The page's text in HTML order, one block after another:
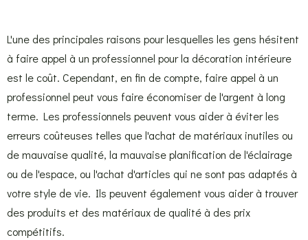
L'une des principales raisons pour lesquelles les gens hésitent
à faire appel à un professionnel pour la décoration intérieure
est le coût. Cependant, en fin de compte, faire appel à un
professionnel peut vous faire économiser de l'argent à long
terme. Les professionnels peuvent vous aider à éviter les
erreurs coûteuses telles que l'achat de matériaux inutiles ou
de mauvaise qualité, la mauvaise planification de l'éclairage
ou de l'espace, ou l'achat d'articles qui ne sont pas adaptés à
votre style de vie. Ils peuvent également vous aider à trouver
des produits et des matériaux de qualité à des prix
compétitifs.